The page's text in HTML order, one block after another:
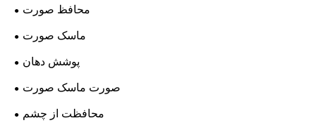
محافظ صورت
ماسک صورت
پوشش دهان
صورت ماسک صورت
محافظت از چشم